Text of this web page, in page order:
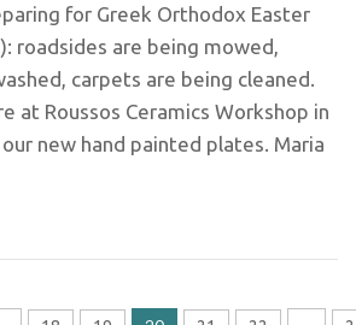
for Greek Orthodox Easter
roadsides are being mowed,
carpets are being cleaned.
at Roussos Ceramics Workshop in
new hand painted plates. Maria